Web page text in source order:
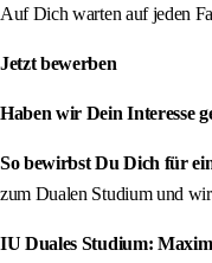
Auf Dich warten auf jeden
Jetzt bewerben
Haben wir Dein Interesse
So bewirbst Du Dich für
zum Dualen Studium und
IU Duales Studium: